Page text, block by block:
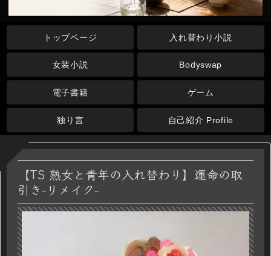
トップページ 入れ替わり小説
女装小説 Bodyswap
電子書籍 ゲーム
独り言 自己紹介 Profile
【TS 熟女と青年の入れ替わり】運命の取
引き-リメイク-